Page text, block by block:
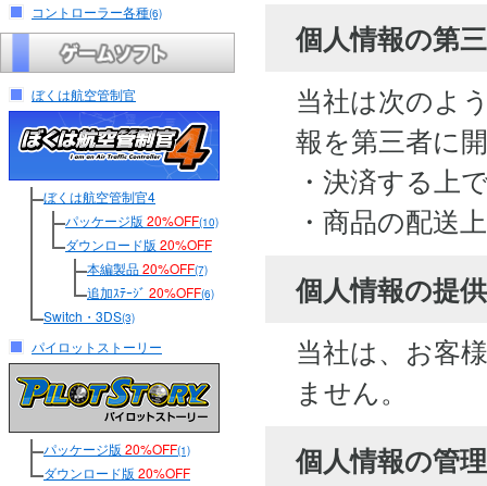
コントローラー各種(6)
ぼくは航空管制官
ぼくは航空管制官4
パッケージ版 20%OFF(10)
ダウンロード版 20%OFF
本編製品20%OFF(7)
追加ｽﾃｰｼﾞ 20%OFF(6)
Switch・3DS(3)
パイロットストーリー
パッケージ版 20%OFF(1)
ダウンロード版 20%OFF
個人情報の第
当社は次のよ
報を第三者に
・決済する上
・商品の配送
個人情報の提供
当社は、お客
ません。
個人情報の管